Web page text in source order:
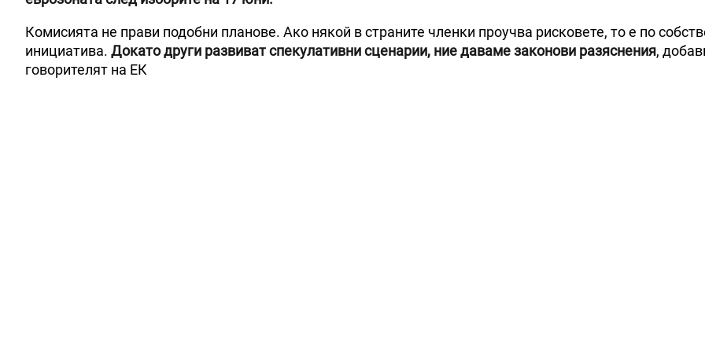
Комисията не прави подобни планове. Ако някой в страните членки проучва рисковете, то е по
инициатива. Докато други развиват спекулативни сценарии, ние даваме законови разяснения,
говорителят на ЕК